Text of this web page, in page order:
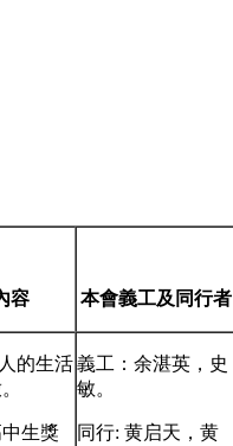
容 本會義工及 同行者
的生活
生獎
義工：余湛英，史
敏。
同行: 黄启天，黄